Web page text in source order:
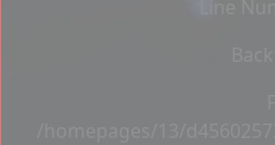
/homepages/13/